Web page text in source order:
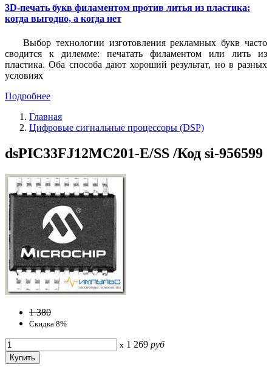
3D-печать букв филаментом против литья из пластика:
когда выгодно, а когда нет
Выбор технологии изготовления рекламных букв часто
сводится к дилемме: печатать филаментом или лить из
пластика. Оба способа дают хороший результат, но в разных
условиях
Подробнее
Главная
Цифровые сигнальные процессоры (DSP)
dsPIC33FJ12MC201-E/SS /Код si-956599
1 380
Скидка 8%
x 1 269 руб